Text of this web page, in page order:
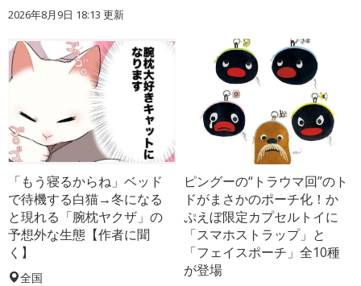
2026年8月9日 18:13 更新
「もう寝るからね」ベッド
で待機する白猫→冬になる
と現れる「腕枕ヤクザ」の
予想外な生態【作者に聞
く】
全国
ピングーの“トラウマ回”のト
ドがまさかのポーチ化！か
ぷえぼ限定カプセルトイに
「スマホストラップ」と
「フェイスポーチ」全10種
が登場